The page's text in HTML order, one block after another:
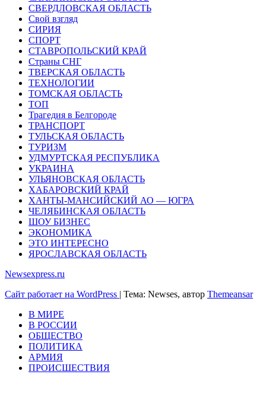
СВЕРДЛОВСКАЯ ОБЛАСТЬ
Свой взгляд
СИРИЯ
СПОРТ
СТАВРОПОЛЬСКИЙ КРАЙ
Страны СНГ
ТВЕРСКАЯ ОБЛАСТЬ
ТЕХНОЛОГИИ
ТОМСКАЯ ОБЛАСТЬ
ТОП
Трагедия в Белгороде
ТРАНСПОРТ
ТУЛЬСКАЯ ОБЛАСТЬ
ТУРИЗМ
УДМУРТСКАЯ РЕСПУБЛИКА
УКРАИНА
УЛЬЯНОВСКАЯ ОБЛАСТЬ
ХАБАРОВСКИЙ КРАЙ
ХАНТЫ-МАНСИЙСКИЙ АО — ЮГРА
ЧЕЛЯБИНСКАЯ ОБЛАСТЬ
ШОУ БИЗНЕС
ЭКОНОМИКА
ЭТО ИНТЕРЕСНО
ЯРОСЛАВСКАЯ ОБЛАСТЬ
Newsexpress.ru
Сайт работает на WordPress | Тема: Newses, автор Themeansar
В МИРЕ
В РОССИИ
ОБЩЕСТВО
ПОЛИТИКА
АРМИЯ
ПРОИСШЕСТВИЯ